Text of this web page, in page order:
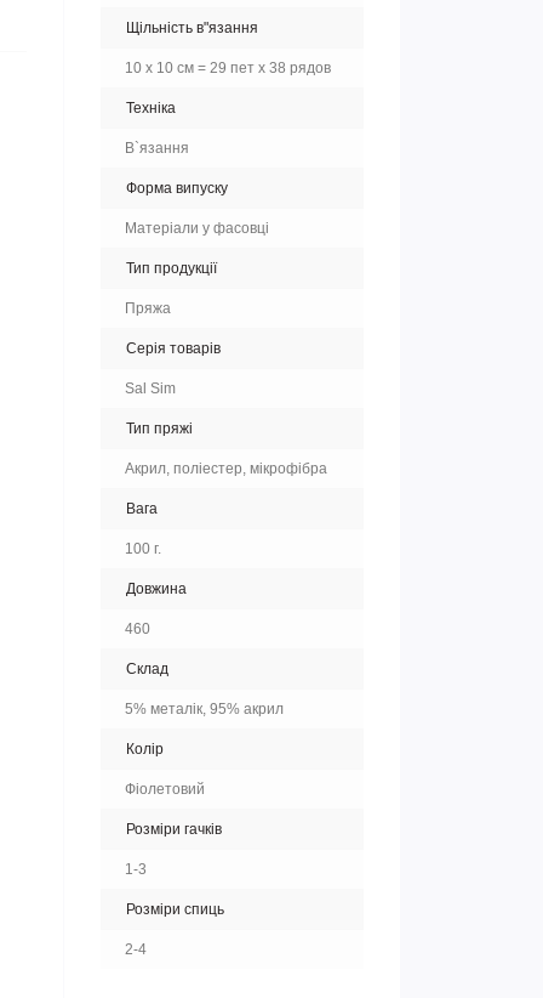
Щільність в"язання
10 х 10 см = 29 пет х 38 рядов
Техніка
В`язання
Форма випуску
Матеріали у фасовці
Тип продукції
Пряжа
Серія товарів
Sal Sim
Тип пряжі
Акрил, поліестер, мікрофібра
Вага
100 г.
Довжина
460
Склад
5% металік, 95% акрил
Колір
Фіолетовий
Розміри гачків
1-3
Розміри спиць
2-4